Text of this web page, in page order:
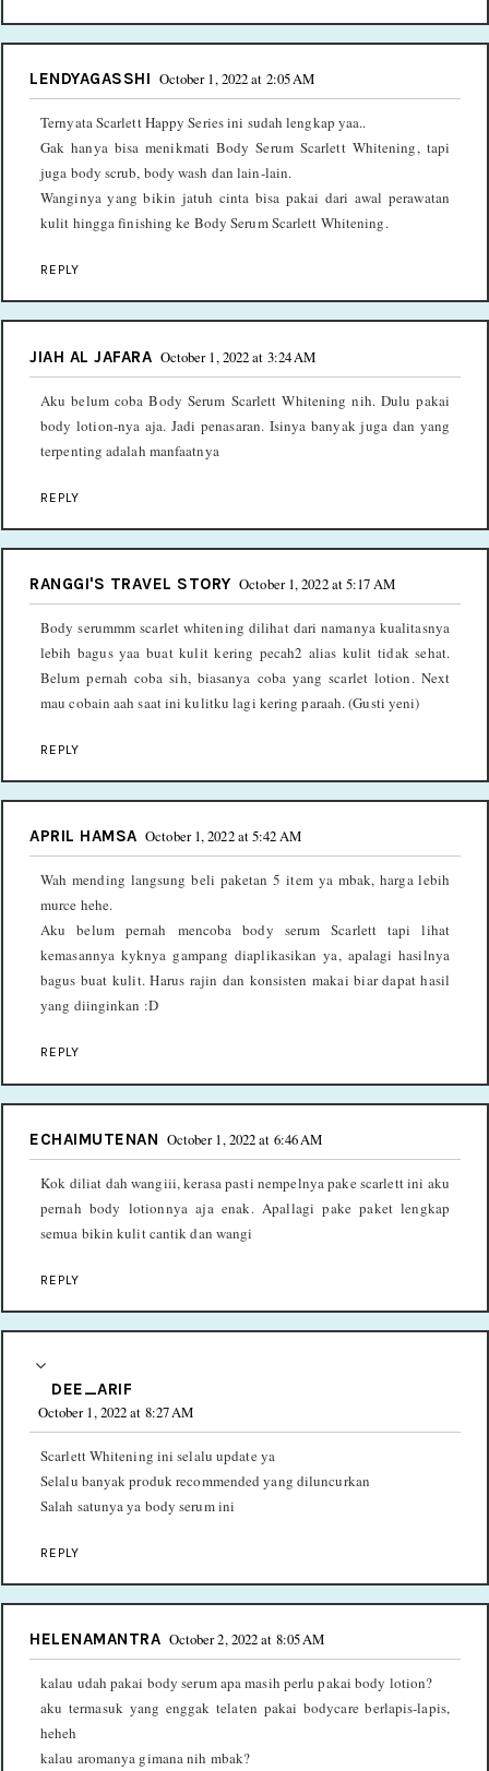
LENDYAGASSHI October 1, 2022 at 2:05 AM
Ternyata Scarlett Happy Series ini sudah lengkap yaa..
Gak hanya bisa menikmati Body Serum Scarlett Whitening, tapi
juga body scrub, body wash dan lain-lain.
Wanginya yang bikin jatuh cinta bisa pakai dari awal perawatan
kulit hingga finishing ke Body Serum Scarlett Whitening.
REPLY
JIAH AL JAFARA October 1, 2022 at 3:24 AM
Aku belum coba Body Serum Scarlett Whitening nih. Dulu pakai
body lotion-nya aja. Jadi penasaran. Isinya banyak juga dan yang
terpenting adalah manfaatnya
REPLY
RANGGI'S TRAVEL STORY October 1, 2022 at 5:17 AM
Body serummm scarlet whitening dilihat dari namanya kualitasnya
lebih bagus yaa buat kulit kering pecah2 alias kulit tidak sehat.
Belum pernah coba sih, biasanya coba yang scarlet lotion. Next
mau cobain aah saat ini kulitku lagi kering paraah. (Gusti yeni)
REPLY
APRIL HAMSA October 1, 2022 at 5:42 AM
Wah mending langsung beli paketan 5 item ya mbak, harga lebih
murce hehe.
Aku belum pernah mencoba body serum Scarlett tapi lihat
kemasannya kyknya gampang diaplikasikan ya, apalagi hasilnya
bagus buat kulit. Harus rajin dan konsisten makai biar dapat hasil
yang diinginkan :D
REPLY
ECHAIMUTENAN October 1, 2022 at 6:46 AM
Kok diliat dah wangiii, kerasa pasti nempelnya pake scarlett ini aku
pernah body lotionnya aja enak. Apallagi pake paket lengkap
semua bikin kulit cantik dan wangi
REPLY
DEE_ARIF
October 1, 2022 at 8:27 AM
Scarlett Whitening ini selalu update ya
Selalu banyak produk recommended yang diluncurkan
Salah satunya ya body serum ini
REPLY
HELENAMANTRA October 2, 2022 at 8:05 AM
kalau udah pakai body serum apa masih perlu pakai body lotion?
aku termasuk yang enggak telaten pakai bodycare berlapis-lapis,
heheh
kalau aromanya gimana nih mbak?